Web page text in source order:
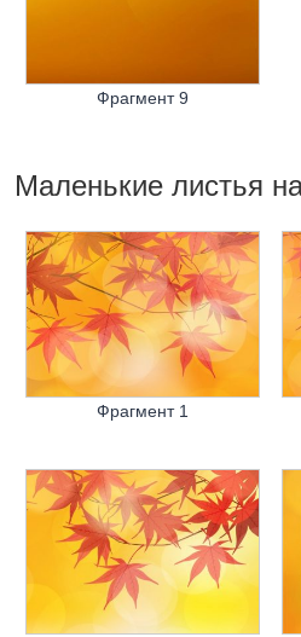
Фрагмент 9
Маленькие листья
Фрагмент 1